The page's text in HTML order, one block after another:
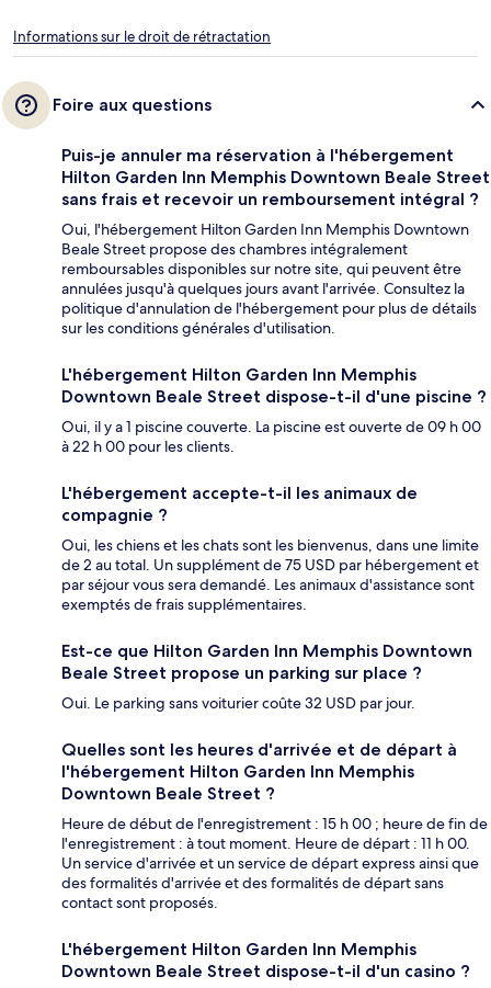
Informations sur le droit de rétractation
Foire aux questions
Puis-je annuler ma réservation à l'hébergement
Hilton Garden Inn Memphis Downtown Beale Street
sans frais et recevoir un remboursement intégral ?
Oui, l'hébergement Hilton Garden Inn Memphis Downtown
Beale Street propose des chambres intégralement
remboursables disponibles sur notre site, qui peuvent être
annulées jusqu'à quelques jours avant l'arrivée. Consultez la
politique d'annulation de l'hébergement pour plus de détails
sur les conditions générales d'utilisation.
L'hébergement Hilton Garden Inn Memphis
Downtown Beale Street dispose-t-il d'une piscine ?
Oui, il y a 1 piscine couverte. La piscine est ouverte de 09 h 00
à 22 h 00 pour les clients.
L'hébergement accepte-t-il les animaux de
compagnie ?
Oui, les chiens et les chats sont les bienvenus, dans une limite
de 2 au total. Un supplément de 75 USD par hébergement et
par séjour vous sera demandé. Les animaux d'assistance sont
exemptés de frais supplémentaires.
Est-ce que Hilton Garden Inn Memphis Downtown
Beale Street propose un parking sur place ?
Oui. Le parking sans voiturier coûte 32 USD par jour.
Quelles sont les heures d'arrivée et de départ à
l'hébergement Hilton Garden Inn Memphis
Downtown Beale Street ?
Heure de début de l'enregistrement : 15 h 00 ; heure de fin de
l'enregistrement : à tout moment. Heure de départ : 11 h 00.
Un service d'arrivée et un service de départ express ainsi que
des formalités d'arrivée et des formalités de départ sans
contact sont proposés.
L'hébergement Hilton Garden Inn Memphis
Downtown Beale Street dispose-t-il d'un casino ?